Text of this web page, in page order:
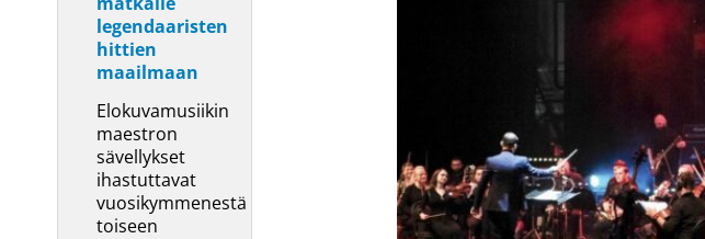
legendaaristen
hittien
maailmaan
Elokuvamusiikin
maestron
sävellykset
ihastuttavat
vuosikymmenestä
toiseen